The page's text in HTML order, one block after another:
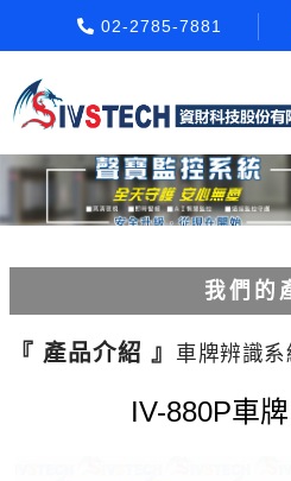
02-2785-7881
我們的
電動柵欄機系列
『 產品介紹 』 車牌辨識系
IV-880P車